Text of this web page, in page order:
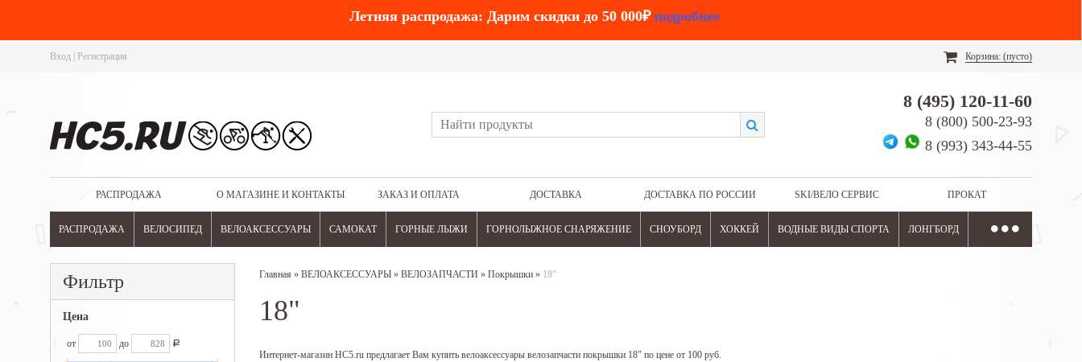
Летняя распродажа: Дарим скидки до 50 000₽ подробнее
Вход Регистрация Корзина: (пусто)
8 (495) 120-11-60
8 (800) 500-23-93
8 (993) 343-44-55
РАСПРОДАЖА О МАГАЗИНЕ И КОНТАКТЫ ЗАКАЗ И ОПЛАТА ДОСТАВКА ДОСТАВКА ПО РОССИИ SKI/ВЕЛО СЕРВИС ПРОКАТ
РАСПРОДАЖА ВЕЛОСИПЕД ВЕЛОАКСЕССУАРЫ САМОКАТ ГОРНЫЕ ЛЫЖИ ГОРНОЛЫЖНОЕ СНАРЯЖЕНИЕ СНОУБОРД ХОККЕЙ ВОДНЫЕ ВИДЫ СПОРТА ЛОНГБОРД
Фильтр
Цена
от до Р
Главная » ВЕЛОАКСЕССУАРЫ » ВЕЛОЗАПЧАСТИ » Покрышки » 18"
18"
Интернет-магазин HC5.ru предлагает Вам купить велоаксессуары велозапчасти покрышки 18" по цене от 100 руб.